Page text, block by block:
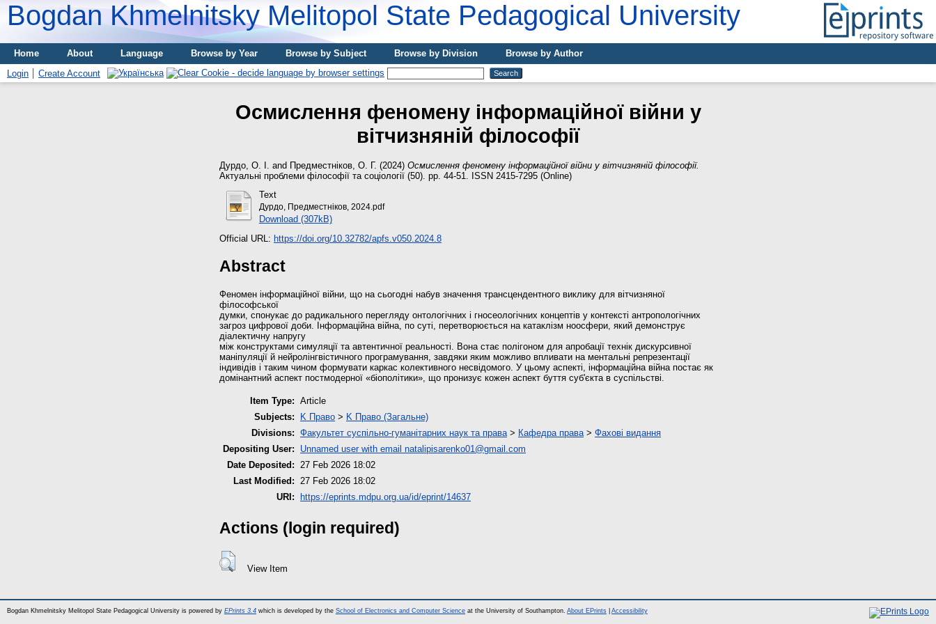
Bogdan Khmelnitsky Melitopol State Pedagogical University
Home About Language Browse by Year Browse by Subject Browse by Division
Browse by Author
Login
Create Account
Осмислення феномену інформаційної війни у
вітчизняній філософії
Дурдо, О. І. and Предместніков, О. Г. (2024) Осмислення феномену інформаційної війни у вітчизняній філософії.
Актуальні проблеми філософії та соціології (50). pp. 44-51. ISSN 2415-7295 (Online)
Text
Дурдо, Предместніков, 2024.pdf
Download (307kB)
Official URL: https://doi.org/10.32782/apfs.v050.2024.8
Abstract
Феномен інформаційної війни, що на сьогодні набув значення трансцендентного виклику для вітчизняної
філософської
думки, спонукає до радикального перегляду онтологічних і гносеологічних концептів у контексті антропологічних
загроз цифрової доби. Інформаційна війна, по суті, перетворюється на катаклізм ноосфери, який демонструє
діалектичну напругу
між конструктами симуляції та автентичної реальності. Вона стає полігоном для апробації технік дискурсивної
маніпуляції й нейролінгвістичного програмування, завдяки яким можливо впливати на ментальні репрезентації
індивідів і таким чином формувати каркас колективного несвідомого. У цьому аспекті, інформаційна війна постає як
домінантний аспект постмодерної «біополітики», що пронизує кожен аспект буття суб'єкта в суспільстві.
Item Type: Article
Subjects:
K Право > K Право (Загальне)
Divisions: Факультет суспільно-гуманітарних наук та права> Кафедра права> Фахові видання
Depositing User:
Unnamed user with email natalipisarenko01@gmail.com
Date Deposited: 27 Feb 2026 18:02
Last Modified: 27 Feb 2026 18:02
URI:
https://eprints.mdpu.org.ua/id/eprint/14637
Actions (login required)
View Item
Bogdan Khmelnitsky Melitopol State Pedagogical University is powered by EPrints 3.4 which is developed by the School of Electronics and Computer Science at the University of Southampton. About EPrints Accessibility